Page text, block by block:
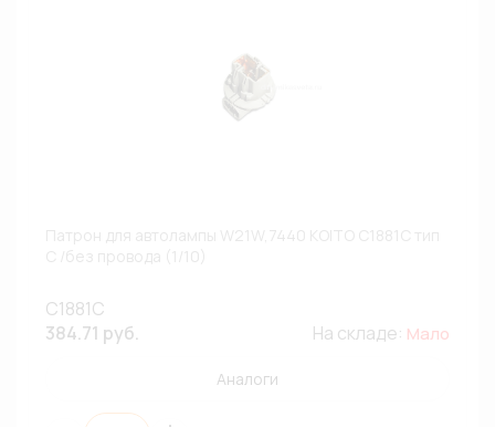
C1881C
384.71 руб.
На складе: Мало
Аналоги